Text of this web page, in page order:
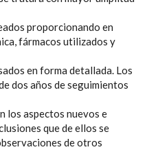
proporcionando en
fármacos utilizados y
en forma detallada. Los
dos años de seguimientos
los aspectos nuevos e
que de ellos se
de otros